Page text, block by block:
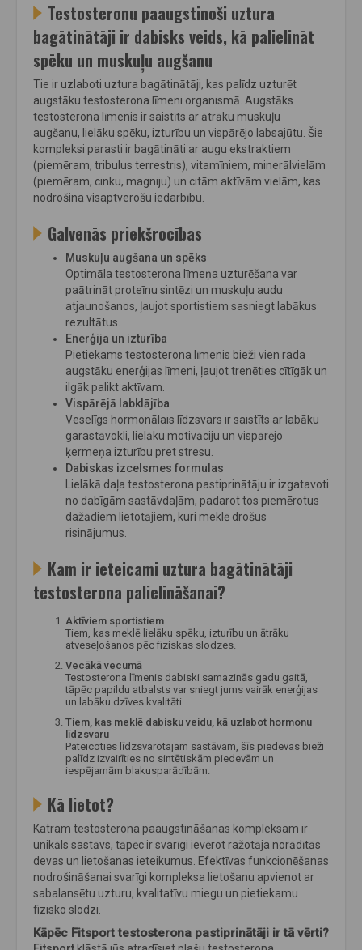
Testosteronu paaugstinoši uztura
bagātinātāji ir dabisks veids, kā palielināt
spēku un muskuļu augšanu
Tie ir uzlaboti uztura bagātinātāji, kas palīdz uzturēt
augstāku testosterona līmeni organismā. Augstāks
testosterona līmenis ir saistīts ar ātrāku muskuļu
augšanu, lielāku spēku, izturību un vispārējo labsajūtu. Šie
kompleksi parasti ir bagātināti ar augu ekstraktiem
(piemēram, tribulus terrestris), vitamīniem, minerālvielām
(piemēram, cinku, magniju) un citām aktīvām vielām, kas
nodrošina visaptverošu iedarbību.
Galvenās priekšrocības
Muskuļu augšana un spēks
Optimāla testosterona līmeņa uzturēšana var
paātrināt proteīnu sintēzi un muskuļu audu
atjaunošanos, ļaujot sportistiem sasniegt labākus
rezultātus.
Enerģija un izturība
Pietiekams testosterona līmenis bieži vien rada
augstāku enerģijas līmeni, ļaujot trenēties cītīgāk un
ilgāk palikt aktīvam.
Vispārējā labklājība
Veselīgs hormonālais līdzsvars ir saistīts ar labāku
garastāvokli, lielāku motivāciju un vispārējo
ķermeņa izturību pret stresu.
Dabiskas izcelsmes formulas
Lielākā daļa testosterona pastiprinātāju ir izgatavoti
no dabīgām sastāvdaļām, padarot tos piemērotus
dažādiem lietotājiem, kuri meklē drošus
risinājumus.
Kam ir ieteicami uztura bagātinātāji
testosterona palielināšanai?
Aktīviem sportistiem
Tiem, kas meklē lielāku spēku, izturību un ātrāku
atveseļošanos pēc fiziskas slodzes.
Vecākā vecumā
Testosterona līmenis dabiski samazinās gadu gaitā,
tāpēc papildu atbalsts var sniegt jums vairāk enerģijas
un labāku dzīves kvalitāti.
Tiem, kas meklē dabisku veidu, kā uzlabot hormonu
līdzsvaru
Pateicoties līdzsvarotajam sastāvam, šīs piedevas bieži
palīdz izvairīties no sintētiskām piedevām un
iespējamām blakusparādībām.
Kā lietot?
Katram testosterona paaugstināšanas kompleksam ir
unikāls sastāvs, tāpēc ir svarīgi ievērot ražotāja norādītās
devas un lietošanas ieteikumus. Efektīvas funkcionēšanas
nodrošināšanai svarīgi kompleksa lietošanu apvienot ar
sabalansētu uzturu, kvalitatīvu miegu un pietiekamu
fizisko slodzi.
Kāpēc Fitsport testosterona pastiprinātāji ir tā vērti?